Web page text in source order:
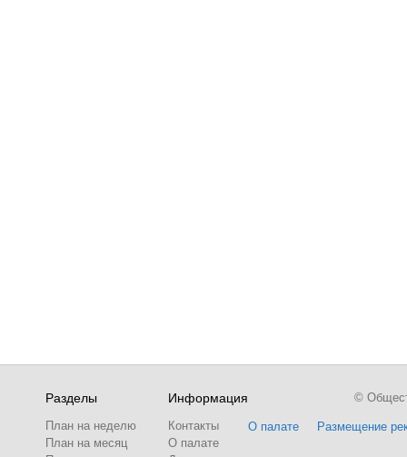
Разделы
План на неделю
План на месяц
Информация
Контакты
О палате
О палате Размещение
©